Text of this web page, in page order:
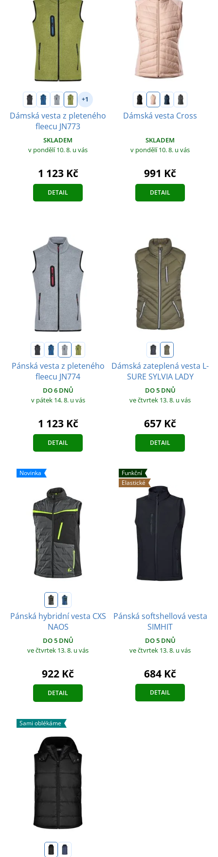
+1
Dámská vesta z pleteného
fleecu JN773
SKLADEM
v pondělí 10. 8. u vás
1 123 Kč
DETAIL
Dámská vesta Cross
SKLADEM
v pondělí 10. 8. u vás
991 Kč
DETAIL
Pánská vesta z pleteného
fleecu JN774
DO 6 DNŮ
v pátek 14. 8. u vás
1 123 Kč
DETAIL
Dámská zateplená vesta L-
SURE SYLVIA LADY
DO 5 DNŮ
ve čtvrtek 13. 8. u vás
657 Kč
DETAIL
Novinka
Pánská hybridní vesta CXS
NAOS
DO 5 DNŮ
ve čtvrtek 13. 8. u vás
922 Kč
DETAIL
Funkční
Elastické
Pánská softshellová vesta
SIMHIT
DO 5 DNŮ
ve čtvrtek 13. 8. u vás
684 Kč
DETAIL
Sami oblékáme